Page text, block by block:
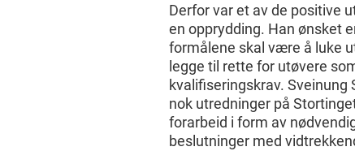
Derfor var et av de positive
en opprydding. Han ønsket
formålene skal være å luke
legge til rette for utøvere
kvalifiseringskrav.
nok utredninger på
forarbeid i form av
beslutninger med